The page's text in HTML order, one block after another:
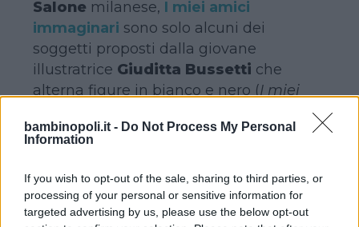
bambinopoli.it - Do Not Process My Personal
Information
If you wish to opt-out of the sale, sharing to third parties, or
processing of your personal or sensitive information for
targeted advertising by us, please use the below opt-out
Salone milanese, I miei amici
immaginari sono solo alcuni dei
soggetti proposti dalla giovane
illustratrice Giuditta Bussetti che
alterna figure in bianco e nero (I miei
PIccole
pesti,Il mondo è bello perché è vario
) ad
Uccellini …).
In tutti i casi, si tratta sempre di
immagine molto delicate pensate sia